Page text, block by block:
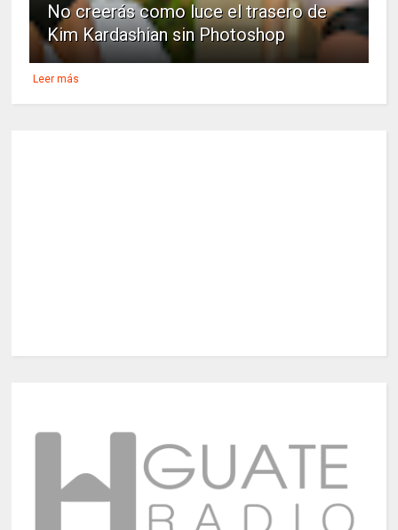
No creerás como luce el trasero de
Kim Kardashian sin Photoshop
Leer más